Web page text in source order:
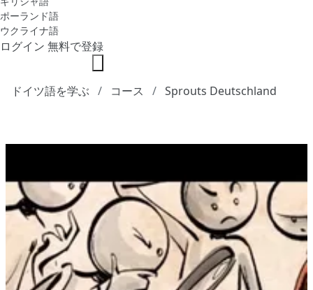
ポーランド語
ウクライナ語
ログイン 無料で登録
ドイツ語を学ぶ コース Sprouts Deutschland